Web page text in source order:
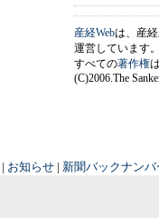
産経Webは、産
運営しています
すべての著作権
(C)2006.The
| お知らせ | 新聞バックナン